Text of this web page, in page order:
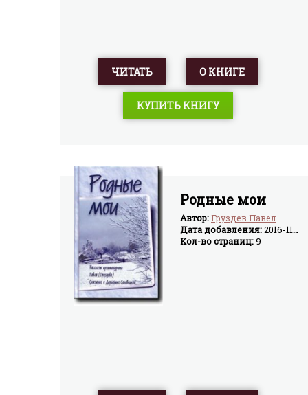
ЧИТАТЬ О КНИГЕ
КУПИТЬ КНИГУ
Родные мои
Автор:Груздев Павел
Дата добавления:2016-11-08
Кол-во страниц:9